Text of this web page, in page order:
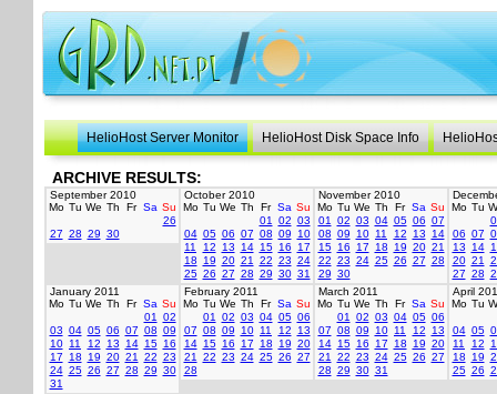
HelioHost Server Monitor HelioHost Disk Space Info
ARCHIVE RESULTS:
September 2010
Mo Tu We Th Fr Sa Su
26
27 28 29 30
October 2010
Mo Tu We Th Fr Sa Su
01
02 03
04 05 06 07 08 09
10
11
12 13 14 15 16
17
18
19 20 21 22 23 24
25 26 27 28 29 30 31
November 2010
Mo Tu We Th Fr Sa Su
01
02 03 04 05 06 07
08 09 10 11 12 13
14
15 16 17 18 19 20 21
22 23 24 25 26 27 28
29 30
Mo Tu
06 07
13
14
20 21
27 28
January 2011
Mo Tu We Th Fr Sa Su
01
02
03 04 05 06 07 08 09
10 11 12 13 14 15 16
17
18 19 20 21 22 23
24 25 26 27 28 29 30
31
February 2011
Mo Tu We Th Fr Sa Su
01
02 03 04 05 06
07 08 09 10 11 12
13
14 15 16 17 18 19 20
21
22 23 24 25 26 27
28
March 2011
Mo Tu We Th Fr Sa Su
01
02 03 04 05 06
07 08 09 10 11 12
13
14 15 16 17 18 19 20
21
22 23 24 25 26 27
28 29 30 31
April
Mo Tu
04 05
11
12
18
19
25 26